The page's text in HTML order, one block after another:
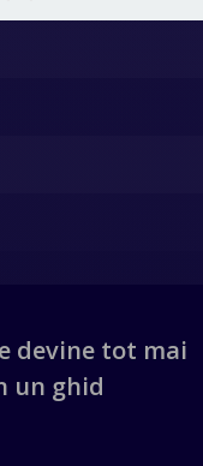
devine tot mai
un ghid